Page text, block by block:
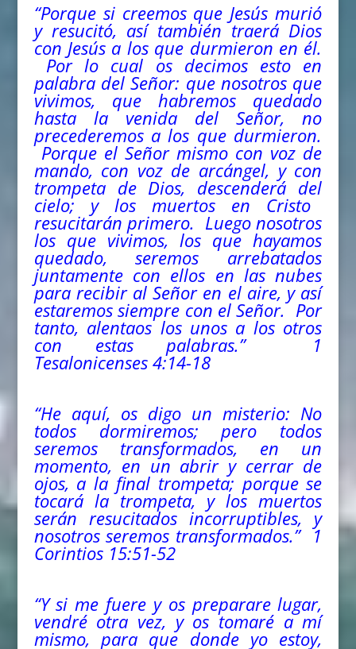
“Porque si creemos que Jesús murió
y resucitó, así también traerá Dios
con Jesús a los que durmieron en él.
Por lo cual os decimos esto en
palabra del Señor: que nosotros que
vivimos, que habremos quedado
hasta la venida del Señor, no
precederemos a los que durmieron.
Porque el Señor mismo con voz de
mando, con voz de arcángel, y con
trompeta de Dios, descenderá del
cielo; y los muertos en Cristo
resucitarán primero. Luego nosotros
los que vivimos, los que hayamos
quedado, seremos arrebatados
juntamente con ellos en las nubes
para recibir al Señor en el aire, y así
estaremos siempre con el Señor. Por
tanto, alentaos los unos a los otros
con estas palabras.” 1
Tesalonicenses 4:14-18
“He aquí, os digo un misterio: No
todos dormiremos; pero todos
seremos transformados, en un
momento, en un abrir y cerrar de
ojos, a la final trompeta; porque se
tocará la trompeta, y los muertos
serán resucitados incorruptibles, y
nosotros seremos transformados.” 1
Corintios 15:51-52
“Y si me fuere y os preparare lugar,
vendré otra vez, y os tomaré a mí
mismo, para que donde yo estoy,